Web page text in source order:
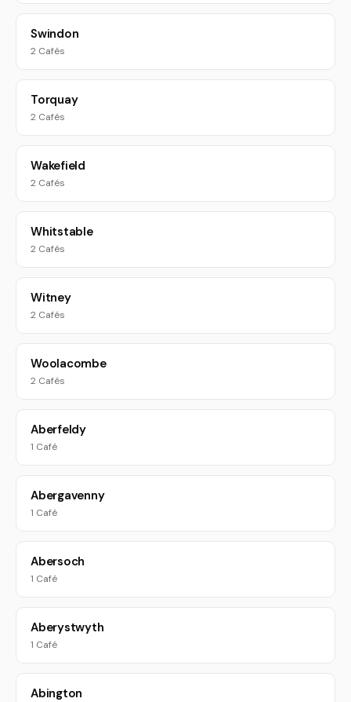
Swindon
2 Cafés
Torquay
2 Cafés
Wakefield
2 Cafés
Whitstable
2 Cafés
Witney
2 Cafés
Woolacombe
2 Cafés
Aberfeldy
1 Café
Abergavenny
1 Café
Abersoch
1 Café
Aberystwyth
1 Café
Abington